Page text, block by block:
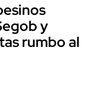
y
rumbo al